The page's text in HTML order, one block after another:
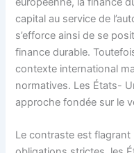
capital au service de
s’efforce ainsi de se
finance durable.
contexte international
normatives. Les États-
approche fondée sur le
Le contraste est flagrant